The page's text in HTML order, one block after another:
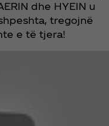
dhe HYEIN u
tregojnë
e të tjera!